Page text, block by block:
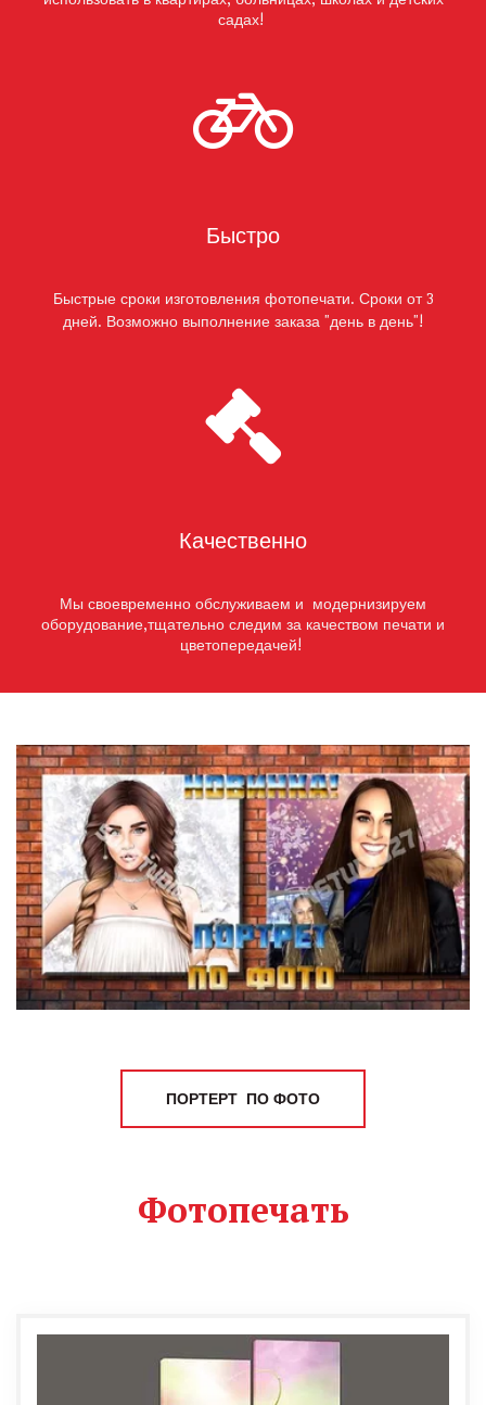
садах!
Быстро
Быстрые сроки изготовления фотопечати. Сроки от 3
дней. Возможно выполнение заказа "день в день"!
Качественно
Мы своевременно обслуживаем и модернизируем
оборудование,тщательно следим за качеством печати и
цветопередачей!
ПОРТЕРТ ПО ФОТО
Фотопечать